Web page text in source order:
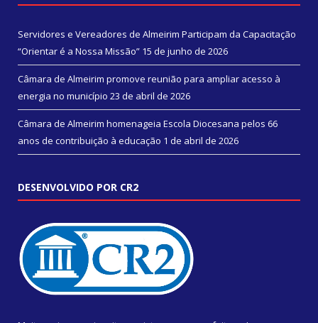
Servidores e Vereadores de Almeirim Participam da Capacitação
“Orientar é a Nossa Missão” 15 de junho de 2026
Câmara de Almeirim promove reunião para ampliar acesso à
energia no município 23 de abril de 2026
Câmara de Almeirim homenageia Escola Diocesana pelos 66
anos de contribuição à educação 1 de abril de 2026
DESENVOLVIDO POR CR2